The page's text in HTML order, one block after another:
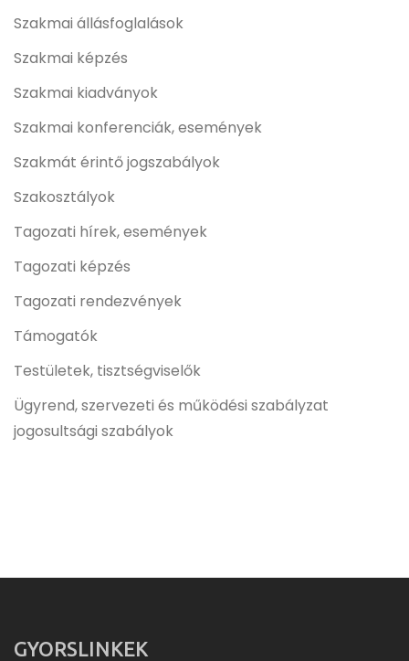
Szakmai állásfoglalások
Szakmai képzés
Szakmai kiadványok
Szakmai konferenciák, események
Szakmát érintő jogszabályok
Szakosztályok
Tagozati hírek, események
Tagozati képzés
Tagozati rendezvények
Támogatók
Testületek, tisztségviselők
Ügyrend, szervezeti és működési szabályzat
jogosultsági szabályok
GYORSLINKEK